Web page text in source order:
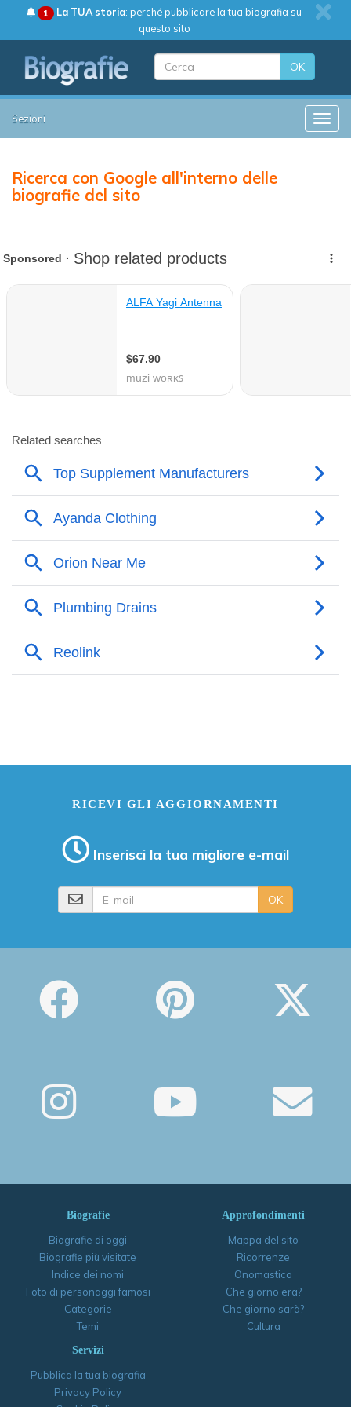
1 La TUA storia: perché pubblicare la tua biografia su
questo sito
OK
Sezioni
Ricerca con Google all'interno delle
biografie del sito
RICEVI GLI AGGIORNAMENTI
Inserisci la tua migliore e-mail
OK
Biografie
Biografie di oggi
Biografie più visitate
Indice dei nomi
Foto di personaggi famosi
Categorie
Temi
Approfondimenti
Mappa del sito
Ricorrenze
Onomastico
Che giorno era?
Che giorno sarà?
Cultura
Servizi
Pubblica la tua biografia
Privacy Policy